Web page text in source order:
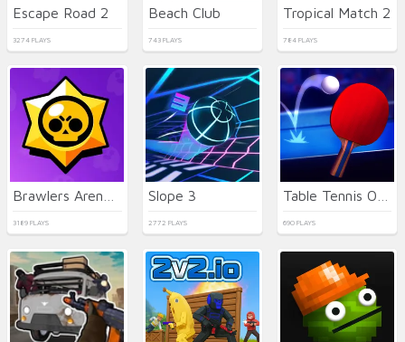
Escape Road 2
3274 PLAYS
Beach Club
743 PLAYS
Tropical Match 2
784 PLAYS
3189 PLAYS
Slope 3
2772 PLAYS 690 PLAYS